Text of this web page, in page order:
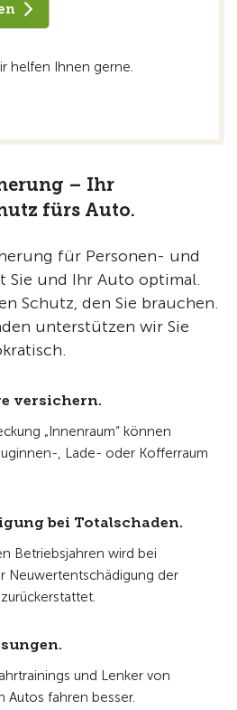
helfen Ihnen gerne.
– Ihr
fürs Auto.
für Personen- und
Sie und Ihr Auto optimal.
Schutz, den Sie brauchen.
unterstützen wir Sie
versichern.
„Innenraum“ können
, Lade- oder Kofferraum
bei Totalschaden.
Betriebsjahren wird bei
Neuwertentschädigung der
und Lenker von
Autos fahren besser.